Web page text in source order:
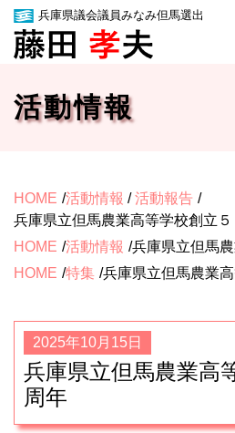
兵庫県議会議員みなみ但馬選出
活動情報
HOME 活動情報 /活動報告
兵庫県立但馬農業高等学校創立
HOME 活動情報
兵庫県立但馬
HOME 特集 兵庫県立但馬農業
2025年10月15日
兵庫県立但馬農業高
周年